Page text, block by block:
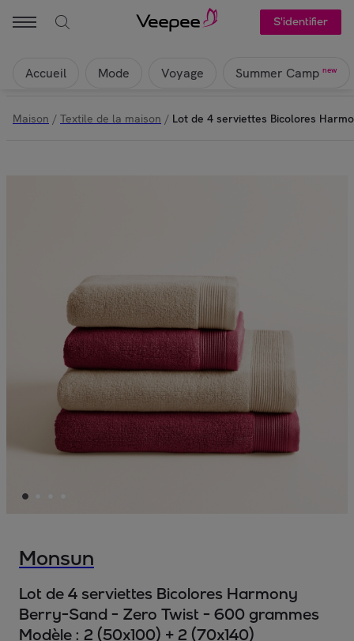
S'identifier
Accueil Mode Voyage Summer Camp new
Maison / Textile de la maison / Lot de 4 serviettes Bicolores
Monsun
Lot de 4 serviettes Bicolores Harmony
Berry-Sand - Zero Twist - 600 grammes
Modèle : 2 (50x100) + 2 (70x140)